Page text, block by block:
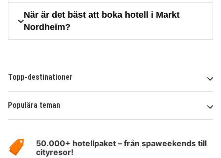
När är det bäst att boka hotell i Markt
Nordheim?
Topp-destinationer
Populära teman
HotelSpecials50.000+ hotellpaket – från spaweekends till
cityresor!